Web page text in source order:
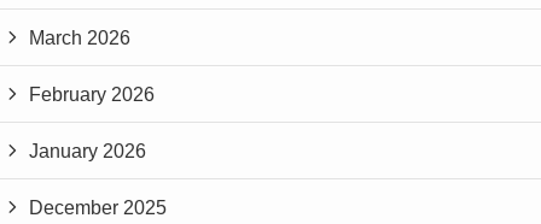
March 2026
February 2026
January 2026
December 2025